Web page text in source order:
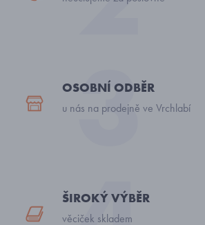
OSOBNÍ ODBĚR
u nás na prodejně ve Vrchlabí
ŠIROKÝ VÝBĚR
věciček skladem